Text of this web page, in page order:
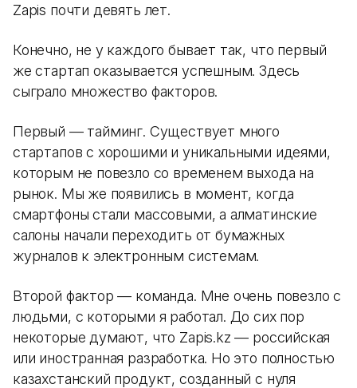
Zapis почти девять лет.
Конечно, не у каждого бывает так, что первый
же стартап оказывается успешным. Здесь
сыграло множество факторов.
Первый — тайминг. Существует много
стартапов с хорошими и уникальными идеями,
которым не повезло со временем выхода на
рынок. Мы же появились в момент, когда
смартфоны стали массовыми, а алматинские
салоны начали переходить от бумажных
журналов к электронным системам.
Второй фактор — команда. Мне очень повезло с
людьми, с которыми я работал. До сих пор
некоторые думают, что Zapis.kz — российская
или иностранная разработка. Но это полностью
казахстанский продукт, созданный с нуля